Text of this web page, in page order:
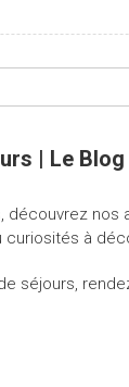
| Le Blog
découvrez nos
à
séjours,